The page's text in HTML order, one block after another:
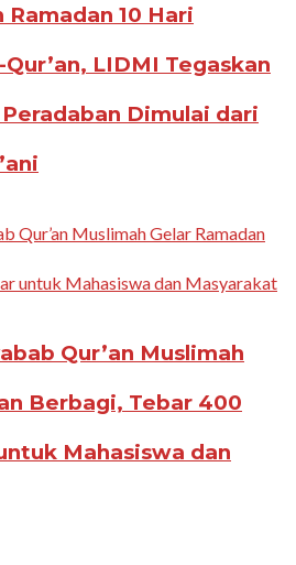
10 Hari
LIDMI Tegaskan
Dimulai dari
Qur’an Muslimah
Berbagi, Tebar 400
Mahasiswa dan